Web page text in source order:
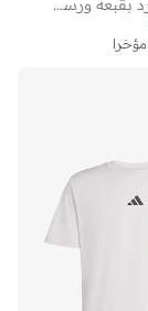
جاكيت سما الورد بقبعة ورسمة